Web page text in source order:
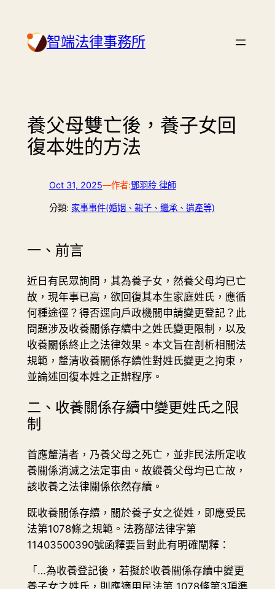
content 智端法律事務所
養父母雙亡後，養子女回
復本姓的方法
Oct 31, 2025—作者:鄧羽秢 律師
分類: 家事事件(婚姻、親子、繼承、遺產等)
一、前言
近日有民眾詢問，其為養子女，然養父母均已亡
故，現年事已高，欲回復其本生家庭姓氏，應循
何種途徑？得否逕向戶政機關申請變更登記？此
問題涉及收養關係存續中之姓氏變更限制，以及
收養關係終止之法律效果。本文旨在剖析相關法
規範，釐清收養關係存續性對姓氏變更之拘束，
並論述回復本姓之正辦程序。
二、收養關係存續中變更姓氏之限
制
首應釐清者，乃養父母之死亡，並非民法所定收
養關係消滅之法定事由。故縱養父母均已亡故，
該收養之法律關係依然存續。
既收養關係存續，關於養子女之從姓，即應受民
法第1078條之規範。法務部法律字第
11403500390號函釋要旨對此有明確闡釋：
「…為收養登記後，若擬於收養關係存續中變更